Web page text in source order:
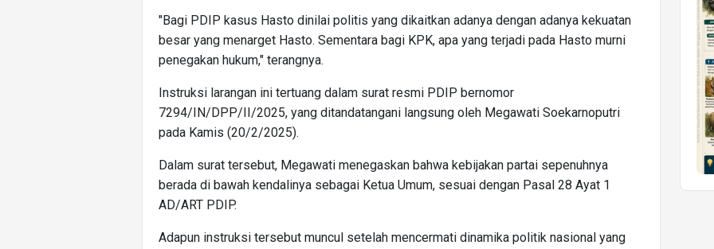
"Bagi PDIP kasus Hasto dinilai politis yang dikaitkan adanya dengan adanya kekuatan
besar yang menarget Hasto. Sementara bagi KPK, apa yang terjadi pada Hasto murni
penegakan hukum," terangnya.
Instruksi larangan ini tertuang dalam surat resmi PDIP bernomor
7294/IN/DPP/II/2025, yang ditandatangani langsung oleh Megawati Soekarnoputri
pada Kamis (20/2/2025).
Dalam surat tersebut, Megawati menegaskan bahwa kebijakan partai sepenuhnya
berada di bawah kendalinya sebagai Ketua Umum, sesuai dengan Pasal 28 Ayat 1
AD/ART PDIP.
Adapun instruksi tersebut muncul setelah mencermati dinamika politik nasional yang